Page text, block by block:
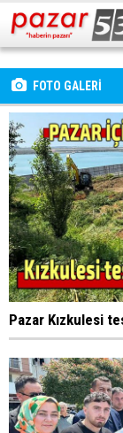
FOTO GALERİ
Pazar Kızkulesi